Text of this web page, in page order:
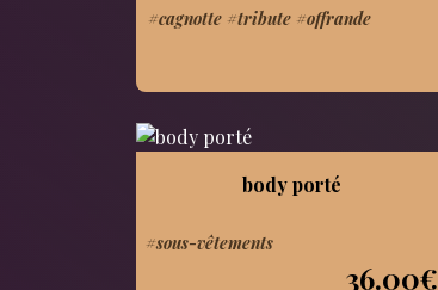
#cagnotte #tribute #offrande
body porté
#sous-vêtements
36.00€